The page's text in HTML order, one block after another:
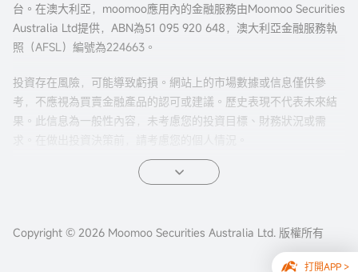
打開APP >
台。在澳大利亞，moomoo應用內的金融服務由Moomoo Securities
Australia Ltd提供，ABN為51 095 920 648，澳大利亞金融服務執
照（AFSL）編號為224663。
投資存在風險，可能導致虧損。網站上的市場數據或信息僅供參
考，不應視為買賣金融產品的認可或建議。歷史表現不代表未來結
果。此信息為一般性內容，未考慮您的投資目標、財務狀況或需
期權交易風險較高，並不適合所有投資者。期權的特性有可能導致
（OCC）發布的《標準化期權的特性和風險》等文件。
《金融服務指南》、
Copyright © 2026 Moomoo Securities Australia Ltd. 版權所有